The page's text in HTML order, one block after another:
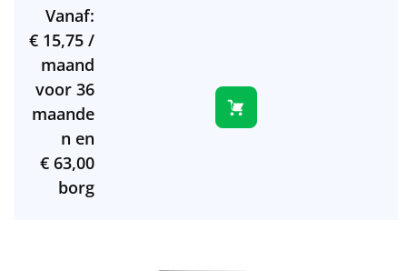
Vanaf:
€15,75 /
maand
voor 36
maande
n en
€63,00
borg